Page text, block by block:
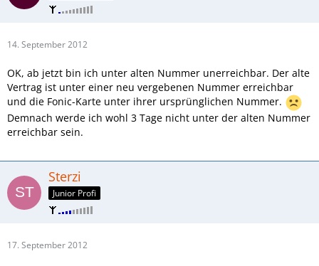
14. September 2012
OK, ab jetzt bin ich unter alten Nummer unerreichbar. Der alte
Vertrag ist unter einer neu vergebenen Nummer erreichbar
und die Fonic-Karte unter ihrer ursprünglichen Nummer.
Demnach werde ich wohl 3 Tage nicht unter der alten Nummer
erreichbar sein.
Sterzi
Junior Profi
17. September 2012